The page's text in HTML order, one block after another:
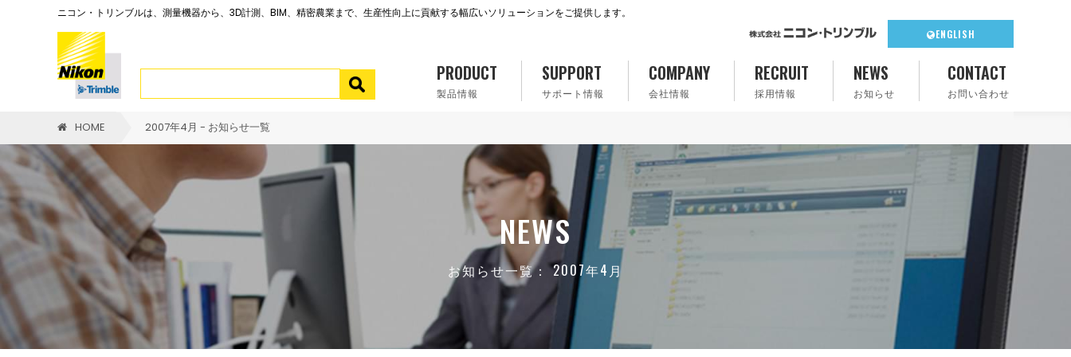
ニコン・トリンブルは、測量機器から、3D計測、BIM、精密農業まで、生産性向上に貢献する幅広いソリューションをご提供します。
ENGLISH
PRODUCT
製品情報
SUPPORT
サポート情報
COMPANY
会社情報
RECRUIT
採用情報
NEWS
お知らせ
CONTACT
お問い合わせ
HOME 2007年4月 - お知らせ一覧
NEWS
お知らせ一覧： 2007年4月